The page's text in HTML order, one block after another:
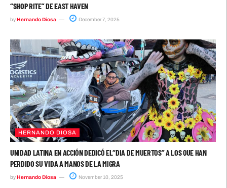
“SHOP RITE” DE EAST HAVEN
byHernando Diosa December 7, 2025
HERNANDO DIOSA
UNIDAD LATINA EN ACCIÓN DEDICÓ EL“DIA DE MUERTOS” A LOS QUE HAN
PERDIDO SU VIDA A MANOS DE LA MIGRA
byHernando Diosa November 10, 2025